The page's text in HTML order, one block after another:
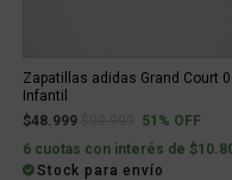
Zapatillas adidas Grand Court
Infantil
$48.999
Price reduced from
to51% OFF
6 cuotas con interés de
Stock para envío